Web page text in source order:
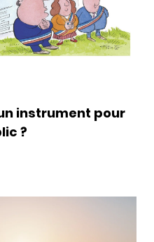
instrument pour
?